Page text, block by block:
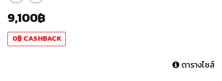
9,100฿
0฿CASHBACK
ตารางไซส์